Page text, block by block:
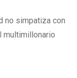
no simpatiza con
multimillonario